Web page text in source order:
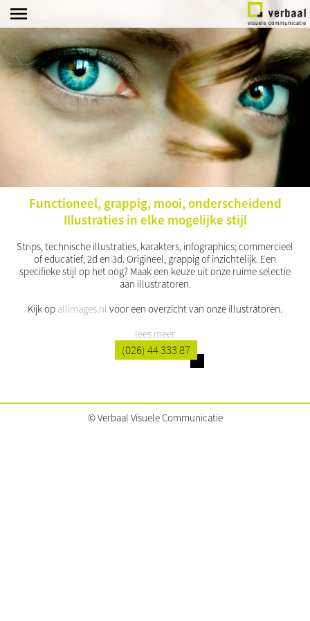
home
marketing
strategie
klanten
portfolio
diensten
Functioneel, grappig, mooi, onderscheidend
Illustraties in elke mogelijke stijl
Strips, technische illustraties, karakters, infographics; commercieel
of educatief; 2d en 3d. Origineel, grappig of inzichtelijk. Een
specifieke stijl op het oog? Maak een keuze uit onze ruime selectie
aan illustratoren.
Kijk op allimages.nl voor een overzicht van onze illustratoren.
lees meer
(026) 44 333 87
© Verbaal Visuele Communicatie